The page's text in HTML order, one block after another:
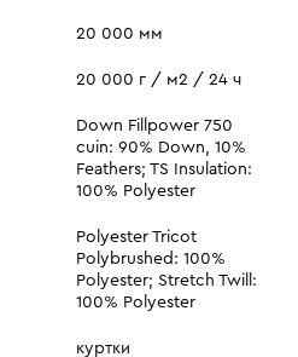
20 000 мм
20 000 г / м2 / 24 ч
Down Fillpower 750
cuin: 90% Down, 10%
Feathers; TS Insulation:
100% Polyester
Polyester Tricot
Polybrushed: 100%
Polyester; Stretch Twill:
100% Polyester
куртки